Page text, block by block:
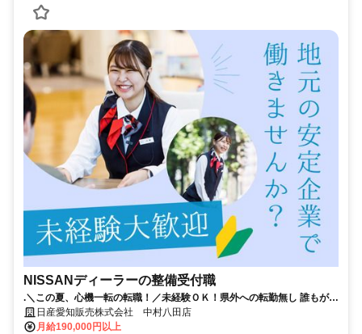
NISSANディーラーの整備受付職
.＼この夏、心機一転の転職！／未経験ＯＫ！県外への転勤無し 誰もが知
る安心な会社！年間休日115日！
日産愛知販売株式会社 中村八田店
月給190,000円以上